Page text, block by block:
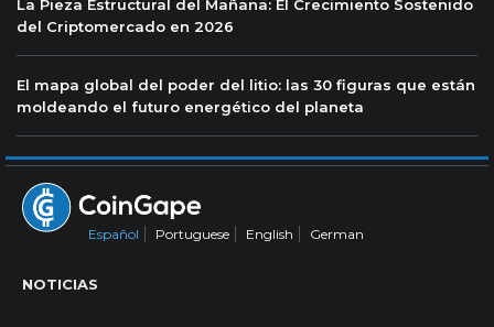
La Pieza Estructural del Mañana: El Crecimiento Sostenido
del Criptomercado en 2026
El mapa global del poder del litio: las 30 figuras que están
moldeando el futuro energético del planeta
Español Portuguese English German
NOTICIAS